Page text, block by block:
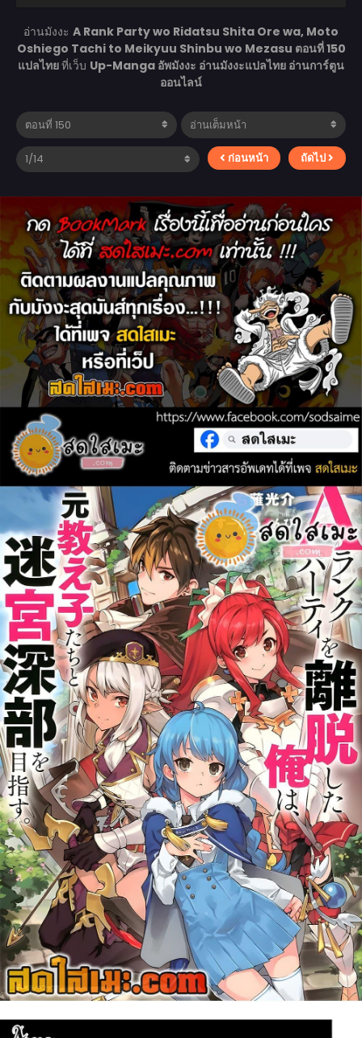
อ่านมังงะ A Rank Party wo Ridatsu Shita Ore wa, Moto
Oshiego Tachi to Meikyuu Shinbu wo Mezasu ตอนที่ 150
แปลไทยที่เว็บ Up-Manga อัพมังงะ อ่านมังงะแปลไทย อ่านการ์ตูน
ออนไลน์
ก่อนหน้า ถัดไป